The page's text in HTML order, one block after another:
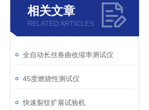
相关文章
RELATED ARTICLES
全自动长丝卷曲收缩率测试仪
45度燃烧性测试仪
快速裂纹扩展试验机